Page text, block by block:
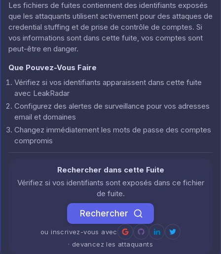
Les fichiers de fuites contiennent des identifiants exposés
que les attaquants utilisent activement pour des attaques de
credential stuffing et de prise de contrôle de comptes. Si
vos informations sont dans cette fuite, vos comptes sont
peut-être en danger.
Que Pouvez-Vous Faire
Vérifiez si vos identifiants apparaissent dans cette fuite
avec LeakRadar
Configurez des alertes de surveillance pour vos adresses
email et domaines
Changez immédiatement les mots de passe des comptes
compromis
Rechercher dans cette Fuite
Vérifiez si vos identifiants sont exposés dans ce fichier
de fuite.
Rechercher
ou inscrivez-vous avec
· devancez les attaquants